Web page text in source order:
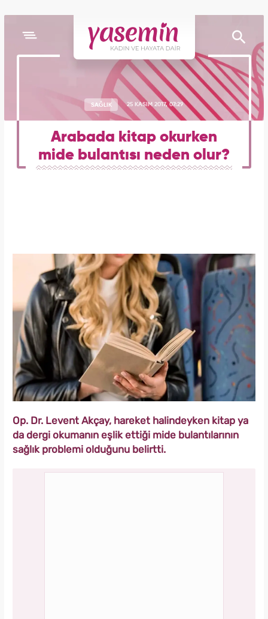
SAĞLIK 25 KASIM 2017, 07:29
Arabada kitap okurken
mide bulantısı neden olur?
Op. Dr. Levent Akçay, hareket halindeyken kitap ya
da dergi okumanın eşlik ettiği mide bulantılarının
sağlık problemi olduğunu belirtti.